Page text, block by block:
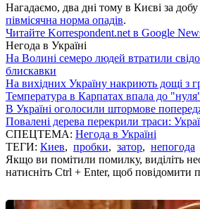
Нагадаємо, два дні тому в Києві за добу
півмісячна норма опадів.
Читайте Korrespondent.net в Google
Негода в Україні
На Волині семеро людей втратили
блискавки
На вихідних Україну накриють дощі з
Температура в Карпатах впала до
В Україні оголосили штормове
Повалені дерева перекрили траси:
СПЕЦТЕМА: Негода в Україні
ТЕГИ: Киев, пробки, затор, непогода
Якщо ви помітили помилку, виділіть
натисніть Ctrl + Enter, щоб повідомити